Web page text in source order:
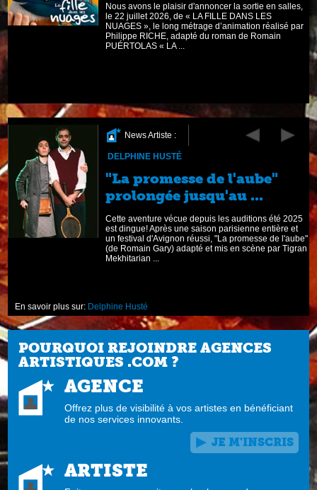
Nous avons le plaisir d'annoncer la sortie en salles,
le 22 juillet 2026, de « LA FILLE DANS LES
NUAGES », le long métrage d’animation réalisé par
Philippe RICHE, adapté du roman de Romain
PUÉRTOLAS « LA ...
News Artiste :
DELPHINE HUSTÉ
"La promesse de l'aube"
prolongée jusqu'au ...
Cette aventure vécue depuis les auditions été 2025
est dingue! Après une saison parisienne entière et
un festival d'Avignon réussi, "La promesse de l'aube"
(de Romain Gary) adapté et mis en scène par Tigran
Mekhitarian ...
En savoir plus sur: Delphine Husté
POURQUOI REJOINDRE AGENCES
ARTISTIQUES .COM ?
AGENCE
Offrez plus de visibilité à vos artistes en bénéficiant
de nos services innovants.
JE M'INSCRIS
ARTISTE